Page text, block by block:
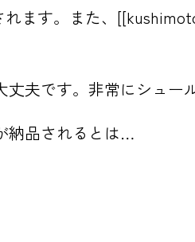
ます。また、
夫です。非常にシュー
納品されるとは…